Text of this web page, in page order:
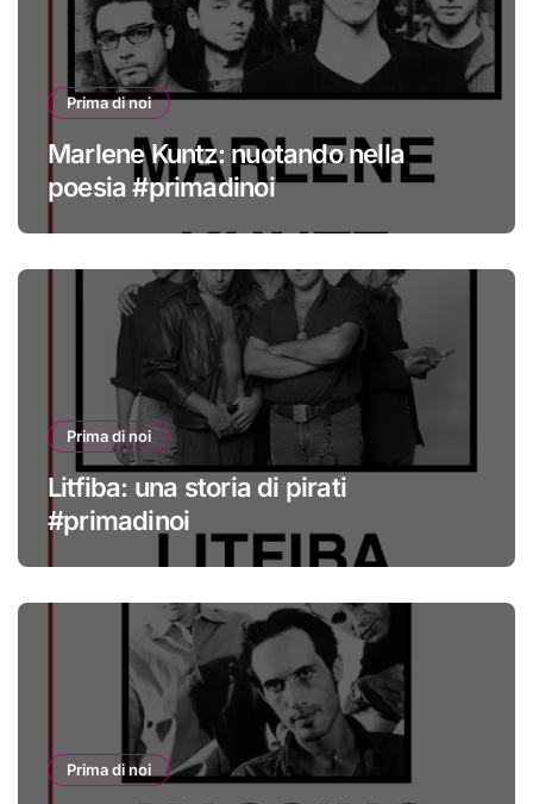
Prima di noi
Marlene Kuntz: nuotando nella
poesia #primadinoi
Prima di noi
Litfiba: una storia di pirati
#primadinoi
Prima di noi